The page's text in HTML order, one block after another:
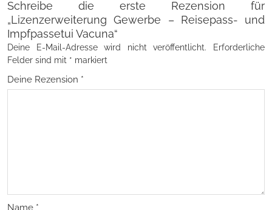
Schreibe die erste Rezension für
„Lizenzerweiterung Gewerbe – Reisepass- und
Impfpassetui Vacuna“
Deine E-Mail-Adresse wird nicht veröffentlicht.
Erforderliche
Felder sind mit * markiert
Deine Rezension *
Name *